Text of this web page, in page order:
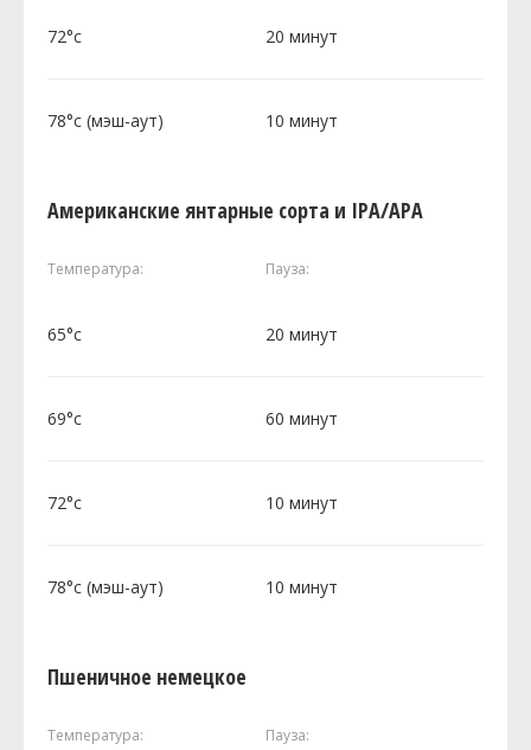
72°c 20 минут
78°c (мэш-аут) 10 минут
Американские янтарные сорта и IPA/APA
Температура: Пауза:
65°c 20 минут
69°c 60 минут
72°c 10 минут
78°c (мэш-аут) 10 минут
Пшеничное немецкое
Температура: Пауза: